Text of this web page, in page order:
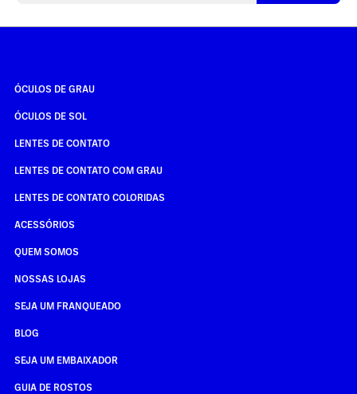
ÓCULOS DE GRAU
ÓCULOS DE SOL
LENTES DE CONTATO
LENTES DE CONTATO COM GRAU
LENTES DE CONTATO COLORIDAS
ACESSÓRIOS
QUEM SOMOS
NOSSAS LOJAS
SEJA UM FRANQUEADO
BLOG
SEJA UM EMBAIXADOR
GUIA DE ROSTOS